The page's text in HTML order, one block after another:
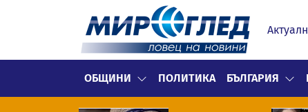
ОБЩИНИ ПОЛИТИКА БЪЛГАРИЯ